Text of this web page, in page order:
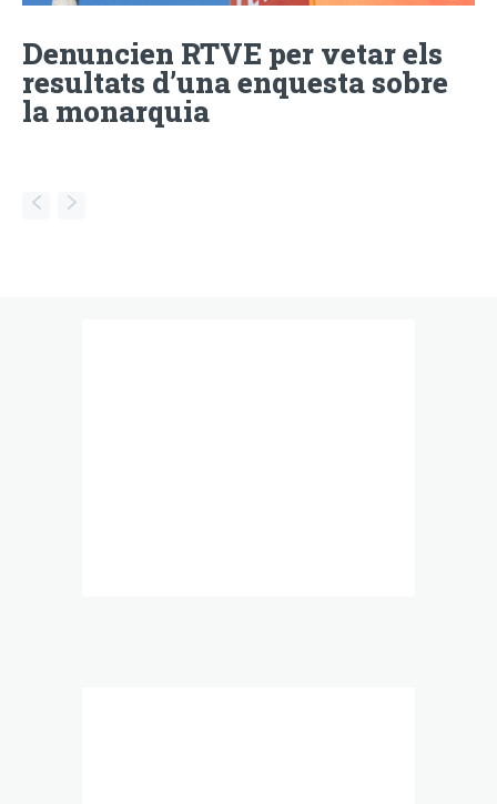
Denuncien RTVE per vetar els
resultats d’una enquesta sobre
la monarquia